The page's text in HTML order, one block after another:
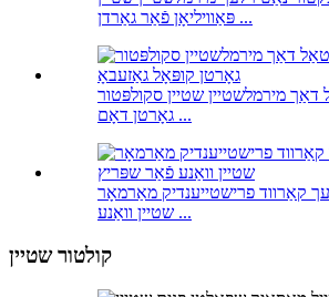
פּאַוויליאָן פֿאַר גאַרדן ...
דאַך מירמלשטיין שטיין סקולפּטור
גאָרטן דאָם ...
קאַרווד פרישטייענדיק מאַרמאָר
שטיין וואַנע ...
קולטור שטיין